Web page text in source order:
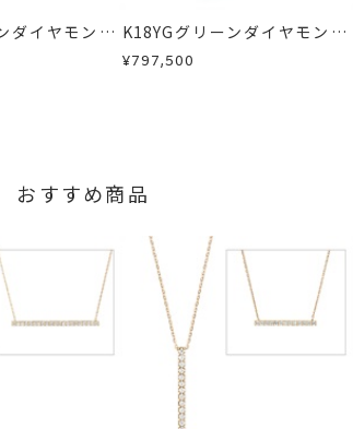
る場合がございます。
ダイヤモンド/
ア/ダイヤモン
K18YGグリーンダイヤモンド/
カラーサファイア/ダイヤモン
¥797,500
おすすめ商品